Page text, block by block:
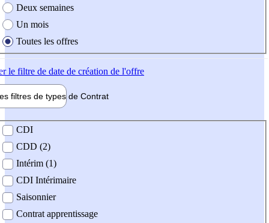
Deux semaines
Un mois
Toutes les offres
le filtre de date de création de l'offre
filtres de types de Contrat
contrat
CDI
CDD (2)
Intérim (1)
CDI Intérimaire
Saisonnier
Contrat apprentissage